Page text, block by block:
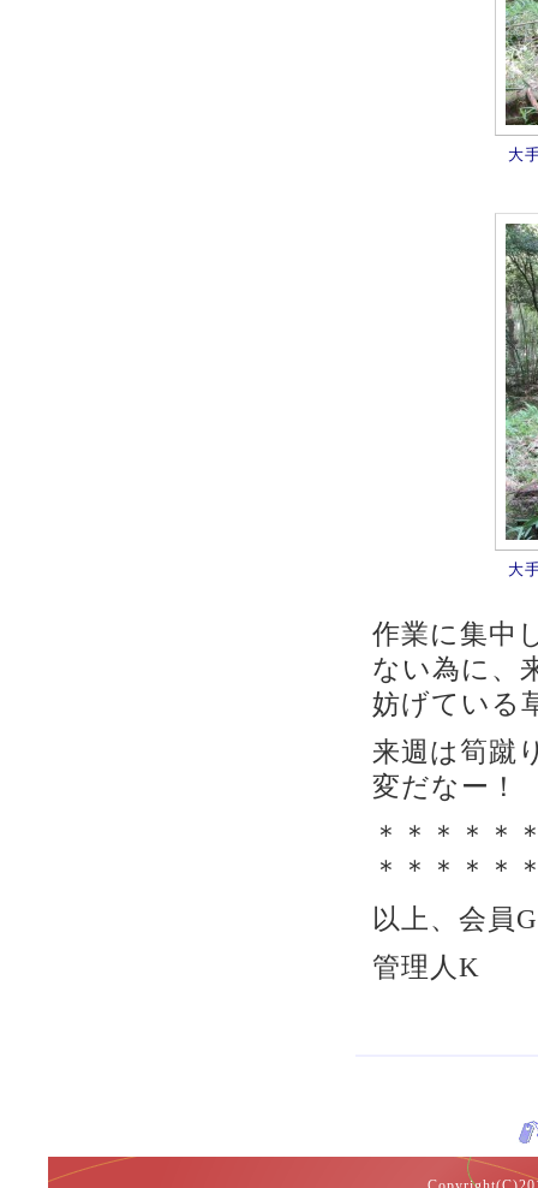
大
大
作業に集中
ない為に、
妨げている
来週は筍蹴
変だなー！
＊＊＊＊＊
＊＊＊＊＊
以上、会員
管理人K